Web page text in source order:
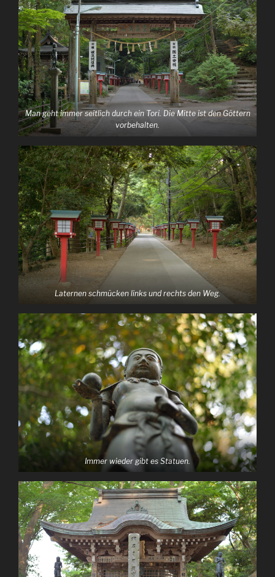
Man geht immer seitlich durch ein Tori. Die Mitte ist den Göttern
vorbehalten.
Laternen schmücken links und rechts den Weg.
Immer wieder gibt es Statuen.